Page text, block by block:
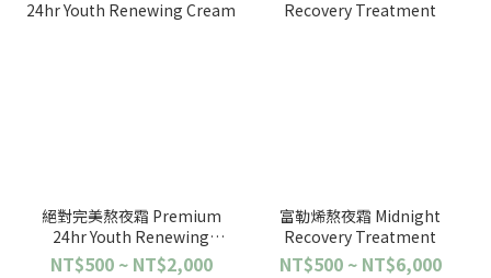
絕對完美熬夜霜 Premium
24hr Youth Renewing
Cream
NT$500 ~ NT$2,000
富勒烯熬夜霜 Midnight
Recovery Treatment
NT$500 ~ NT$6,000